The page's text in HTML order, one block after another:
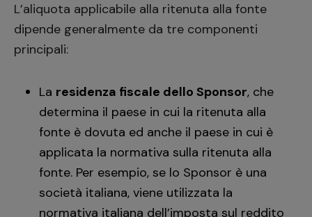
L’aliquota applicabile alla ritenuta alla fonte
dipende generalmente da tre componenti
principali:
La residenza fiscale dello Sponsor, che
determina il paese in cui la ritenuta alla
fonte è dovuta ed anche il paese in cui è
applicata la normativa sulla ritenuta alla
fonte. Per esempio, se lo Sponsor è una
società italiana, viene utilizzata la
normativa italiana dell’imposta sul reddito